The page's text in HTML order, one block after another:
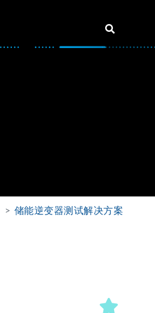
储能逆变器测试解决方案